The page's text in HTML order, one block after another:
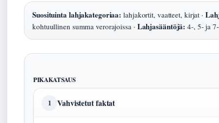
Suosituinta lahjakategoriaa: lahjakortit, vaatteet, kirjat ·
kohtuullinen summa verorajoissa · Lahjasääntöjä: 4-, 5- ja
PIKAKATSAUS
1 Vahvistetut faktat